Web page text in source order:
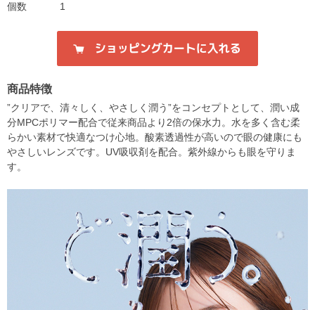
個数 1
商品特徴
”クリアで、清々しく、やさしく潤う”をコンセプトとして、潤い成
分MPCポリマー配合で従来商品より2倍の保水力。水を多く含む柔
らかい素材で快適なつけ心地。酸素透過性が高いので眼の健康にも
やさしいレンズです。UV吸収剤を配合。紫外線からも眼を守りま
す。